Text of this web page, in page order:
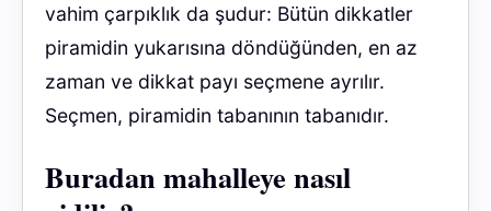
vahim çarpıklık da şudur: Bütün dikkatler
piramidin yukarısına döndüğünden, en az
zaman ve dikkat payı seçmene ayrılır.
Seçmen, piramidin tabanının tabanıdır.
Buradan mahalleye nasıl